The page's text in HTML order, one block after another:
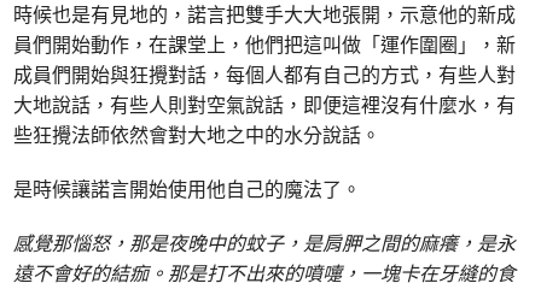
時候也是有見地的，諾言把雙手大大地張開，示意他的新成
員們開始動作，在課堂上，他們把這叫做「運作圍圈」，新
成員們開始與狂攪對話，每個人都有自己的方式，有些人對
大地說話，有些人則對空氣說話，即便這裡沒有什麼水，有
些狂攪法師依然會對大地之中的水分說話。
是時候讓諾言開始使用他自己的魔法了。
感覺那惱怒，那是夜晚中的蚊子，是肩胛之間的麻癢，是永
遠不會好的結痂。那是打不出來的噴嚏，一塊卡在牙縫的食